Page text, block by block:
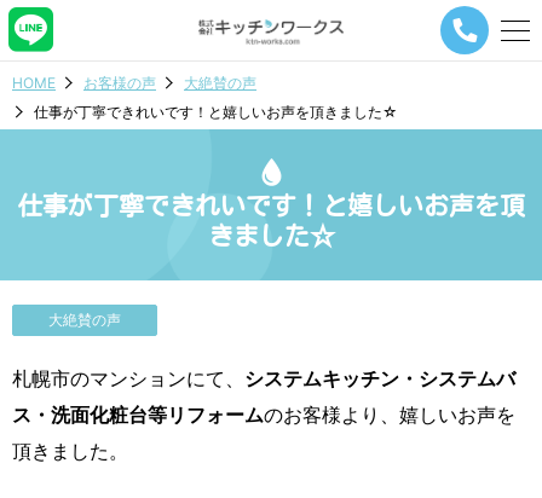
メ
ナ
ー
シ
ボ
HOME お客様の声
大絶賛の声
仕事が丁寧できれいです！と嬉しいお声を頂きました☆
仕事が丁寧できれいです！と嬉しいお声を頂
きました☆
大絶賛の声
札幌市のマンションにて、 システムキッチン・システムバ
ス・洗面化粧台等リフォームのお客様より、嬉しいお声を
頂きました。